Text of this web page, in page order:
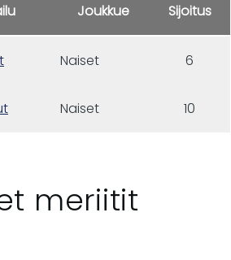
Joukkue Sijoitus
Naiset 6
Naiset 10
meriitit